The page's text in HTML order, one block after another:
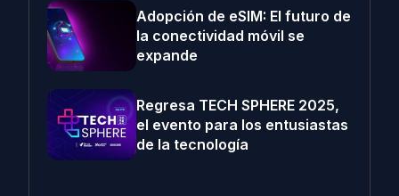
Adopción de eSIM: El futuro de
la conectividad móvil se
expande
Regresa TECH SPHERE 2025,
el evento para los entusiastas
de la tecnología